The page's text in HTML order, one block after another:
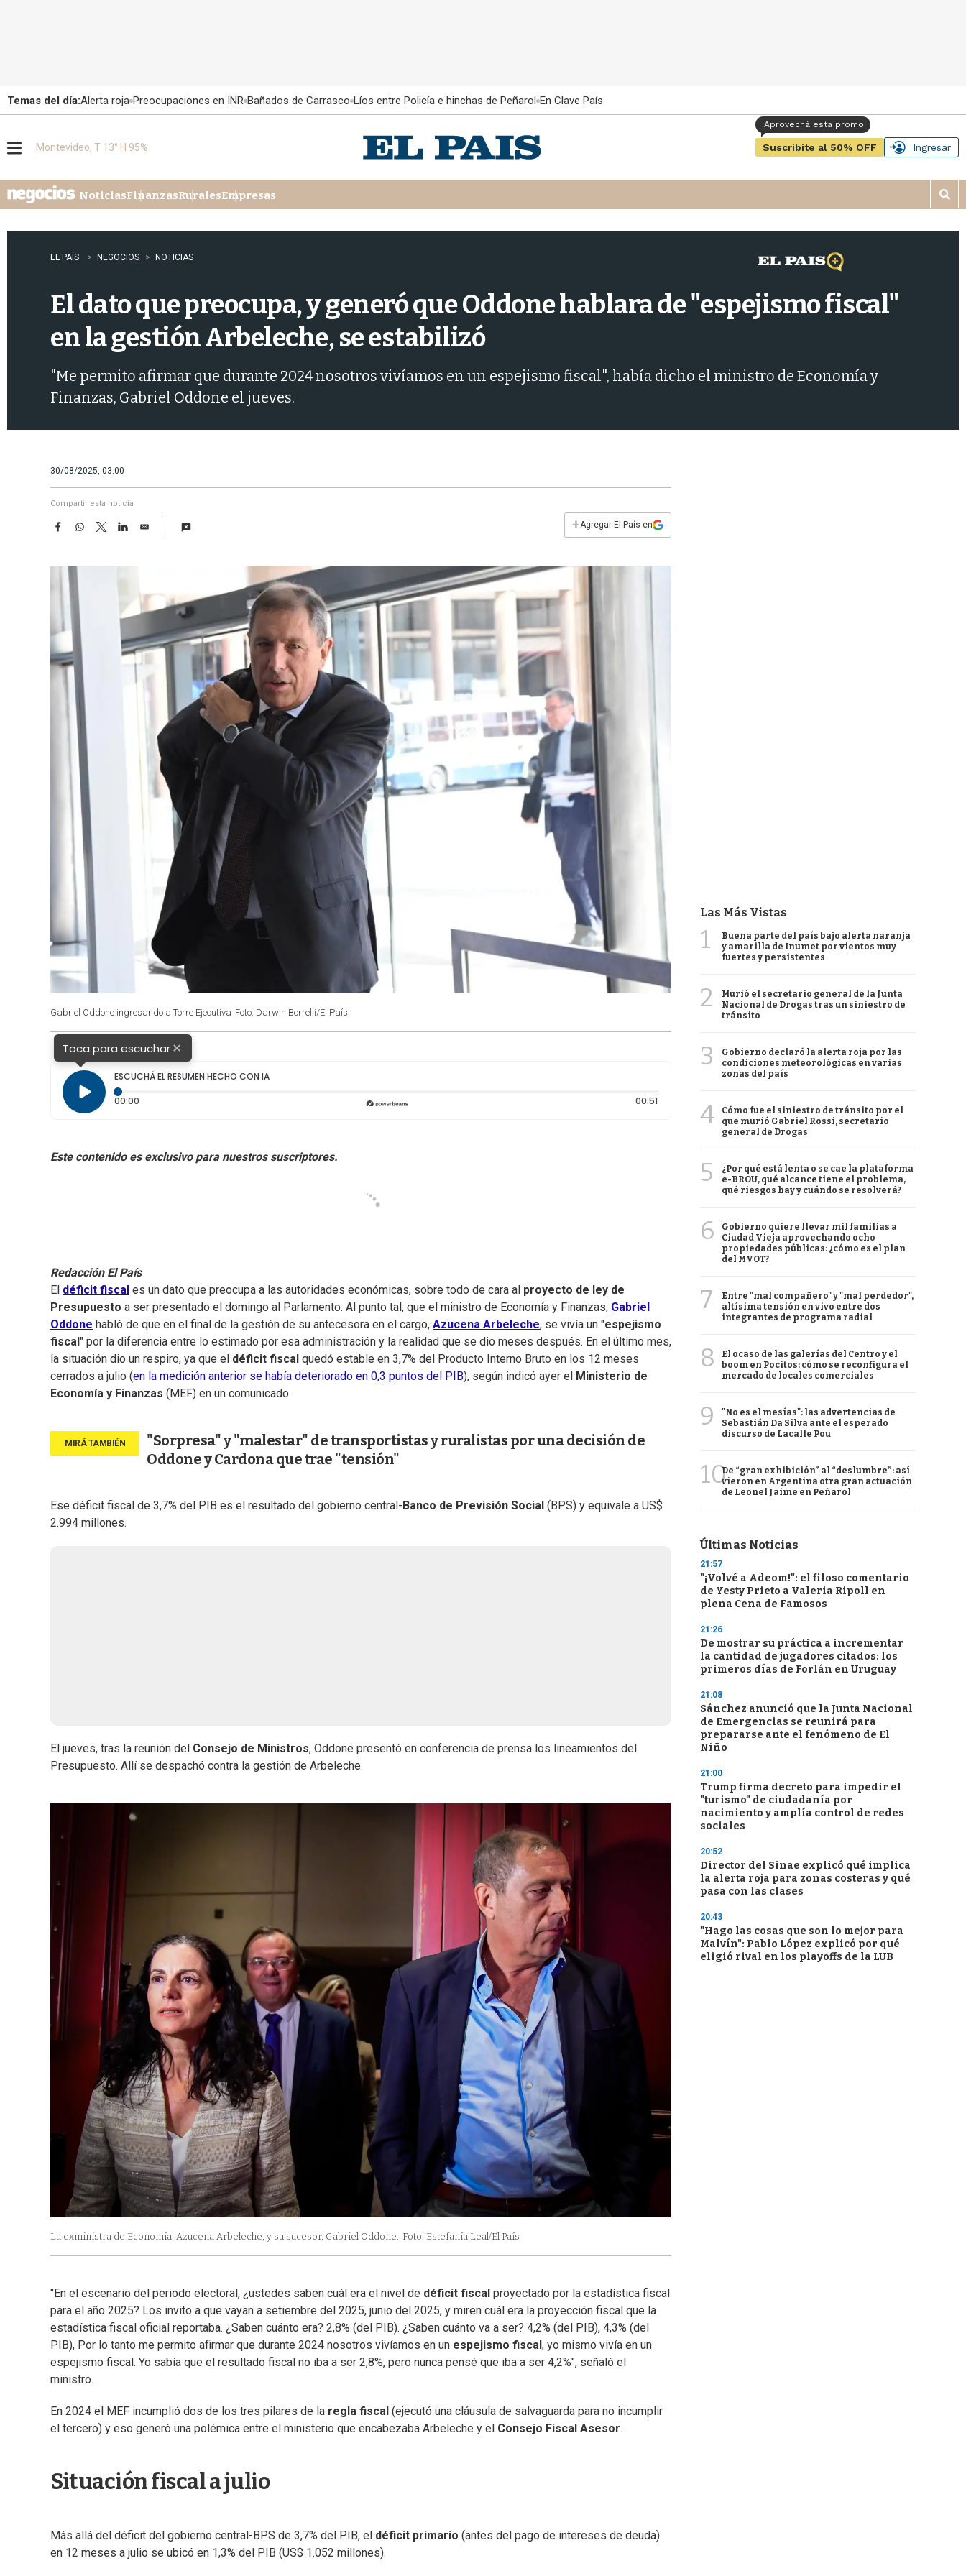
Temas del día:Alerta roja Preocupaciones en INR Bañados de Carrasco Líos entre Policía e hinchas de Peñarol En Clave País
u
Montevideo, T 13° H 95% Suscribite al 50% OFF Ingresar
NoticiasFinanzasRuralesEmpresas
M
o
s
EL PAÍS NEGOCIOS NOTICIAS
El dato que preocupa, y generó que Oddone hablara de "espejismo fiscal"
en la gestión Arbeleche, se estabilizó
"Me permito afirmar que durante 2024 nosotros vivíamos en un espejismo fiscal", había dicho el ministro de Economía y
Finanzas, Gabriel Oddone el jueves.
30/08/2025, 03:00
Compartir esta noticia
F
e
k
W
T
w
L
k
I
n
E
+Agregar El País en
Gabriel Oddone ingresando a Torre Ejecutiva Foto: Darwin Borrelli/El País
Toca para escuchar×
ESCUCHÁ EL RESUMEN HECHO CON IA
00:00
00:51
Redacción El País
El déficit fiscal es un dato que preocupa a las autoridades económicas, sobre todo de cara al proyecto de ley de
Presupuesto a ser presentado el domingo al Parlamento. Al punto tal, que el ministro de Economía y Finanzas, Gabriel
Oddone habló de que en el final de la gestión de su antecesora en el cargo, Azucena Arbeleche, se vivía un "espejismo
fiscal " por la diferencia entre lo estimado por esa administración y la realidad que se dio meses después. En el último mes,
la situación dio un respiro, ya que el déficit fiscal quedó estable en 3,7% del Producto Interno Bruto en los 12 meses
cerrados a julio (en la medición anterior se había deteriorado en 0,3 puntos del PIB), según indicó ayer el
Ministerio de
Economía y Finanzas (MEF) en un comunicado.
"Sorpresa" y "malestar" de transportistas y ruralistas por una decisión de
Oddone y Cardona que trae "tensión"
Ese déficit fiscal de 3,7% del PIB es el resultado del gobierno central- Banco de Previsión Social (BPS) y equivale a US$
2.994 millones.
El jueves, tras la reunión del Consejo de Ministros, Oddone presentó en conferencia de prensa los lineamientos del
Presupuesto. Allí se despachó contra la gestión de Arbeleche.
La exministra de Economía, Azucena Arbeleche, y su sucesor, Gabriel Oddone. Foto: Estefanía Leal/El País
"En el escenario del periodo electoral, ¿ustedes saben cuál era el nivel de déficit fiscal proyectado por la estadística fiscal
para el año 2025? Los invito a que vayan a setiembre del 2025, junio del 2025, y miren cuál era la proyección fiscal que la
estadística fiscal oficial reportaba. ¿Saben cuánto era? 2,8% (del PIB). ¿Saben cuánto va a ser? 4,2% (del PIB), 4,3% (del
PIB), Por lo tanto me permito afirmar que durante 2024 nosotros vivíamos en un espejismo fiscal , yo mismo vivía en un
espejismo fiscal. Yo sabía que el resultado fiscal no iba a ser 2,8%, pero nunca pensé que iba a ser 4,2%", señaló el
ministro.
En 2024 el MEF incumplió dos de los tres pilares de la regla fiscal (ejecutó una cláusula de salvaguarda para no incumplir
el tercero) y eso generó una polémica entre el ministerio que encabezaba Arbeleche y el Consejo Fiscal Asesor.
Situación fiscal a julio
Más allá del déficit del gobierno central-BPS de 3,7% del PIB, el déficit primario (antes del pago de intereses de deuda)
en 12 meses a julio se ubicó en 1,3% del PIB (US$ 1.052 millones).
Las Más Vistas
1
Buena parte del país bajo alerta naranja
y amarilla de Inumet por vientos muy
fuertes y persistentes
2
Murió el secretario general de la Junta
Nacional de Drogas tras un siniestro de
tránsito
3
Gobierno declaró la alerta roja por las
condiciones meteorológicas en varias
zonas del país
4
Cómo fue el siniestro de tránsito por el
que murió Gabriel Rossi, secretario
general de Drogas
5
¿Por qué está lenta o se cae la plataforma
e-BROU, qué alcance tiene el problema,
qué riesgos hay y cuándo se resolverá?
6
Gobierno quiere llevar mil familias a
Ciudad Vieja aprovechando ocho
propiedades públicas: ¿cómo es el plan
del MVOT?
7
Entre "mal compañero" y "mal perdedor",
altísima tensión en vivo entre dos
integrantes de programa radial
8
El ocaso de las galerías del Centro y el
boom en Pocitos: cómo se reconfigura el
mercado de locales comerciales
9
"No es el mesías": las advertencias de
Sebastián Da Silva ante el esperado
discurso de Lacalle Pou
10De “gran exhibición” al “deslumbre”: así
vieron en Argentina otra gran actuación
de Leonel Jaime en Peñarol
Últimas Noticias
21:57
"¡Volvé a Adeom!": el filoso comentario
de Yesty Prieto a Valeria Ripoll en
plena Cena de Famosos
21:26
De mostrar su práctica a incrementar
la cantidad de jugadores citados: los
primeros días de Forlán en Uruguay
21:08
Sánchez anunció que la Junta Nacional
de Emergencias se reunirá para
prepararse ante el fenómeno de El
Niño
21:00
Trump firma decreto para impedir el
"turismo" de ciudadanía por
nacimiento y amplía control de redes
sociales
20:52
Director del Sinae explicó qué implica
la alerta roja para zonas costeras y qué
pasa con las clases
20:43
"Hago las cosas que son lo mejor para
Malvín": Pablo López explicó por qué
eligió rival en los playoffs de la LUB